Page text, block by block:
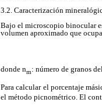
3.2. Caracterización
Bajo el microscopio binocular
volumen aproximado que
donde nm: número de granos
Para calcular el porcentaje
el método picnométrico. El